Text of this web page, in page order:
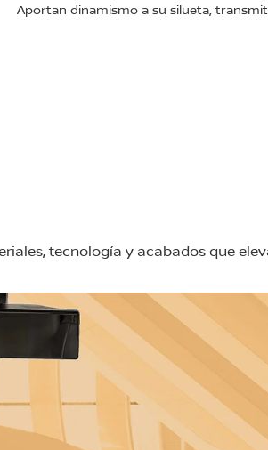
Aportan dinamismo a su silueta,
tecnología y acabados que